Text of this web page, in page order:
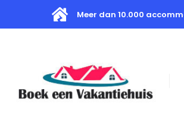
Meer dan 10.000